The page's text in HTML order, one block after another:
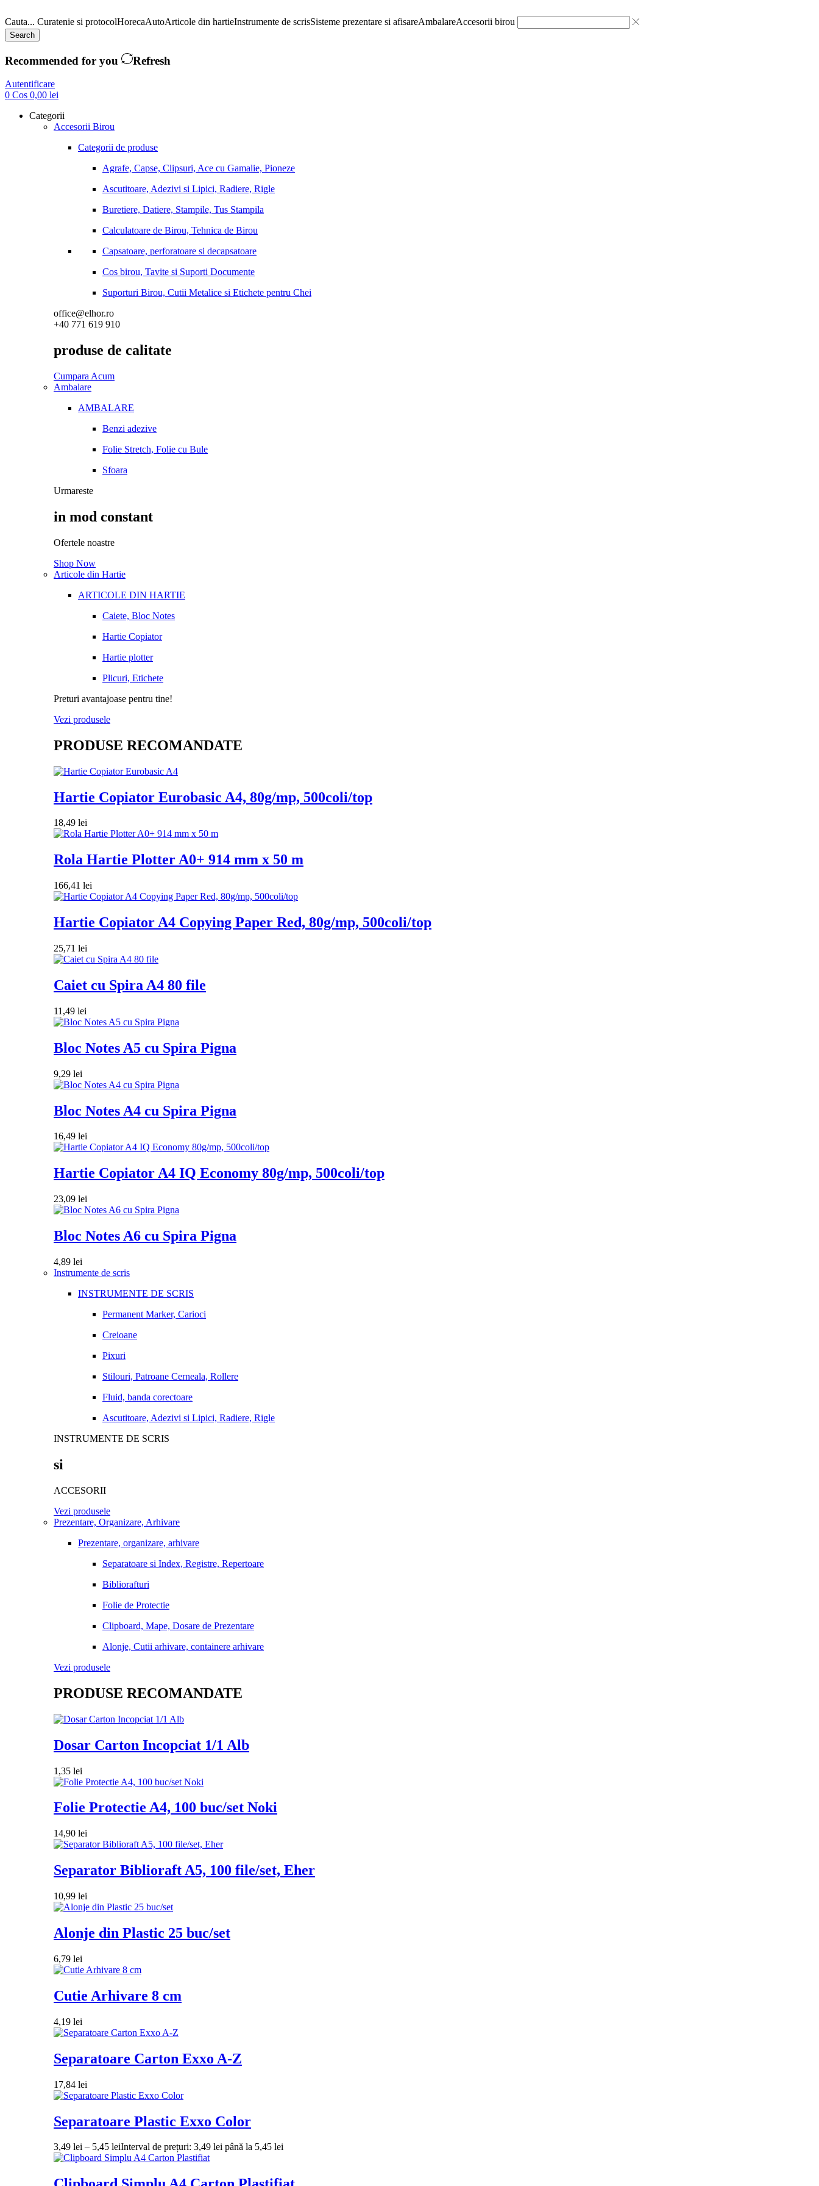
Cauta... Curatenie si protocolHorecaAutoArticole din hartieInstrumente de scrisSisteme prezentare si afisareAmbalareAccesorii birou
Search
Recommended for you Refresh
Autentificare
0 Cos 0,00 lei
Categorii
Accesorii Birou
Categorii de produse
Agrafe, Capse, Clipsuri, Ace cu Gamalie, Pioneze
Ascutitoare, Adezivi si Lipici, Radiere, Rigle
Buretiere, Datiere, Stampile, Tus Stampila
Calculatoare de Birou, Tehnica de Birou
Capsatoare, perforatoare si decapsatoare
Cos birou, Tavite si Suporti Documente
Suporturi Birou, Cutii Metalice si Etichete pentru Chei
office@elhor.ro
+40 771 619 910
produse de calitate
Cumpara Acum
Ambalare
AMBALARE
Benzi adezive
Folie Stretch, Folie cu Bule
Sfoara
Urmareste
in mod constant
Ofertele noastre
Shop Now
Articole din Hartie
ARTICOLE DIN HARTIE
Caiete, Bloc Notes
Hartie Copiator
Hartie plotter
Plicuri, Etichete
Preturi avantajoase pentru tine!
Vezi produsele
PRODUSE RECOMANDATE
Hartie Copiator Eurobasic A4, 80g/mp, 500coli/top
18,49 lei
Rola Hartie Plotter A0+ 914 mm x 50 m
166,41 lei
Hartie Copiator A4 Copying Paper Red, 80g/mp, 500coli/top
25,71 lei
Caiet cu Spira A4 80 file
11,49 lei
Bloc Notes A5 cu Spira Pigna
9,29 lei
Bloc Notes A4 cu Spira Pigna
16,49 lei
Hartie Copiator A4 IQ Economy 80g/mp, 500coli/top
23,09 lei
Bloc Notes A6 cu Spira Pigna
4,89 lei
Instrumente de scris
INSTRUMENTE DE SCRIS
Permanent Marker, Carioci
Creioane
Pixuri
Stilouri, Patroane Cerneala, Rollere
Fluid, banda corectoare
Ascutitoare, Adezivi si Lipici, Radiere, Rigle
INSTRUMENTE DE SCRIS
si
ACCESORII
Vezi produsele
Prezentare, Organizare, Arhivare
Prezentare, organizare, arhivare
Separatoare si Index, Registre, Repertoare
Bibliorafturi
Folie de Protectie
Clipboard, Mape, Dosare de Prezentare
Alonje, Cutii arhivare, containere arhivare
Vezi produsele
PRODUSE RECOMANDATE
Dosar Carton Incopciat 1/1 Alb
1,35 lei
Folie Protectie A4, 100 buc/set Noki
14,90 lei
Separator Biblioraft A5, 100 file/set, Eher
10,99 lei
Alonje din Plastic 25 buc/set
6,79 lei
Cutie Arhivare 8 cm
4,19 lei
Separatoare Carton Exxo A-Z
17,84 lei
Separatoare Plastic Exxo Color
3,49 lei – 5,45 leiInterval de prețuri: 3,49 lei până la 5,45 lei